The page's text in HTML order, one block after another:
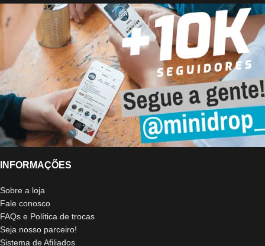
INFORMAÇÕES
Sobre a loja
Fale conosco
FAQs e Política de trocas
Seja nosso parceiro!
Sistema de Afiliados